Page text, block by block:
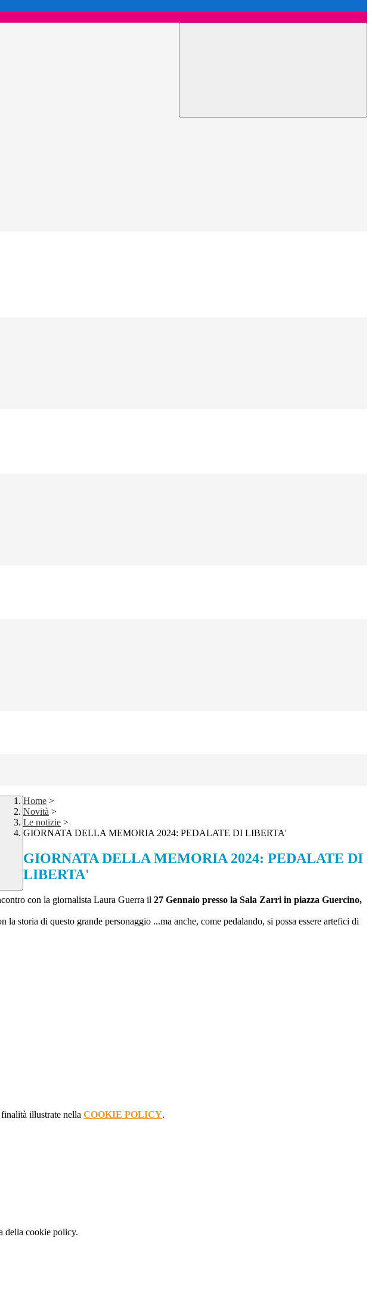
Home >
Novità >
Le notizie >
GIORNATA DELLA MEMORIA 2024: PEDALATE DI LIBERTA'
GIORNATA DELLA MEMORIA 2024: PEDALATE DI
LIBERTA'
con la giornalista Laura Guerra il 27 Gennaio presso la Sala Zarri in piazza Guercino,
di questo grande personaggio ...ma anche, come pedalando, si possa essere artefici di
illustrate nella COOKIE POLICY.
della cookie policy.